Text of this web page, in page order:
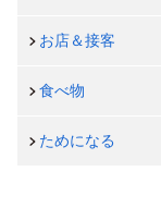
お店＆接客
食べ物
ためになる